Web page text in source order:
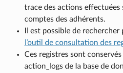
trace des actions effectuées
comptes des adhérents.
Il est possible de
l’outil de consultation des
Ces registres sont
action_logs de la base de